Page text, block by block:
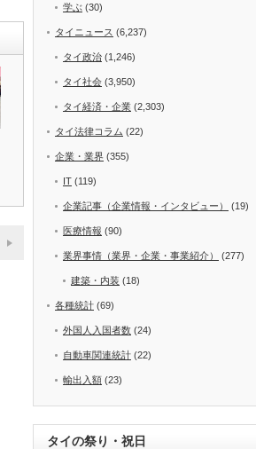
学ぶ (30)
タイニュース (6,237)
タイ政治 (1,246)
タイ社会 (3,950)
タイ経済・企業 (2,303)
タイ法律コラム (22)
企業・業界 (355)
IT (119)
企業記事（企業情報・インタビュー） (19)
医療情報 (90)
業界事情（業界・企業・事業紹介） (277)
建築・内装 (18)
各種統計 (69)
外国人入国者数 (24)
自動車関連統計 (22)
輸出入額 (23)
タイの祭り・祝日